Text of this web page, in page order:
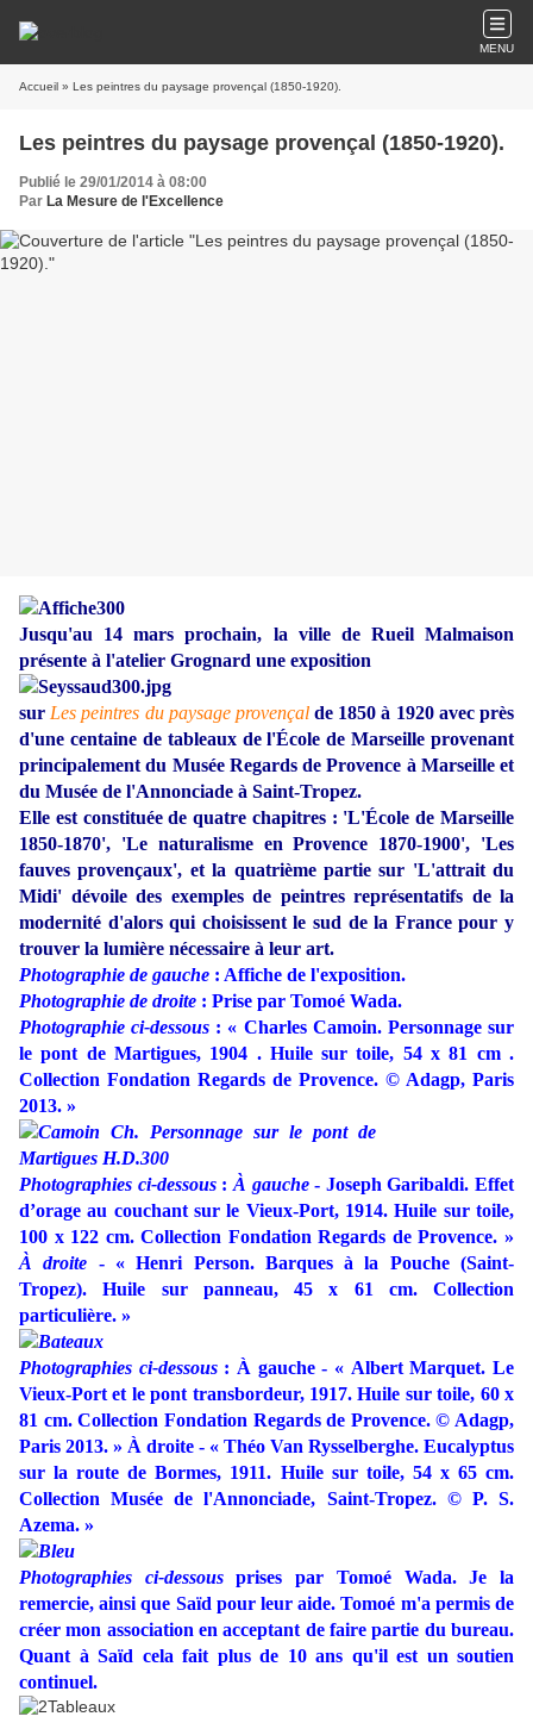
MENU
Accueil » Les peintres du paysage provençal (1850-1920).
Les peintres du paysage provençal (1850-1920).
Publié le 29/01/2014 à 08:00
Par La Mesure de l'Excellence
Jusqu'au 14 mars prochain, la ville de Rueil Malmaison
présente à l'atelier Grognard une exposition
sur Les peintres du paysage provençal de 1850 à 1920 avec près
d'une centaine de tableaux de l'École de Marseille provenant
principalement du Musée Regards de Provence à Marseille et
du Musée de l'Annonciade à Saint-Tropez.
Elle est constituée de quatre chapitres : 'L'École de Marseille
1850-1870', 'Le naturalisme en Provence 1870-1900', 'Les
fauves provençaux', et la quatrième partie sur 'L'attrait du
Midi' dévoile des exemples de peintres représentatifs de la
modernité d'alors qui choisissent le sud de la France pour y
trouver la lumière nécessaire à leur art.
Photographie de gauche : Affiche de l'exposition.
Photographie de droite : Prise par Tomoé Wada.
Photographie ci-dessous : « Charles Camoin. Personnage sur
le pont de Martigues, 1904 . Huile sur toile, 54 x 81 cm .
Collection Fondation Regards de Provence. © Adagp, Paris
2013. »
Photographies ci-dessous: À gauche- Joseph Garibaldi. Effet
d’orage au couchant sur le Vieux-Port, 1914. Huile sur toile,
100 x 122 cm. Collection Fondation Regards de Provence. »
À droite - « Henri Person. Barques à la Pouche (Saint-
Tropez). Huile sur panneau, 45 x 61 cm. Collection
particulière. »
Photographies ci-dessous: À gauche - « Albert Marquet. Le
Vieux-Port et le pont transbordeur, 1917. Huile sur toile, 60 x
81 cm. Collection Fondation Regards de Provence. © Adagp,
Paris 2013. » À droite - « Théo Van Rysselberghe. Eucalyptus
sur la route de Bormes, 1911. Huile sur toile, 54 x 65 cm.
Collection Musée de l'Annonciade, Saint-Tropez. © P. S.
Azema. »
Photographies ci-dessousprises par Tomoé Wada. Je la
remercie, ainsi que Saïd pour leur aide. Tomoé m'a permis de
créer mon association en acceptant de faire partie du bureau.
Quant à Saïd cela fait plus de 10 ans qu'il est un soutien
continuel.